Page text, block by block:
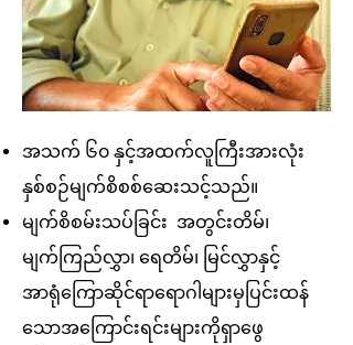
အသက် ၆၀ နှင့်အထက်လူကြီးအားလုံး
နှစ်စဉ်မျက်စိစစ်ဆေးသင့်သည်။
မျက်စိစမ်းသပ်ခြင်း အတွင်းတိမ်၊
မျက်ကြည်လွှာ၊ ရေတိမ်၊ မြင်လွှာနှင့်
အာရုံကြောဆိုင်ရာရောဂါများမှပြင်းထန်
သောအကြောင်းရင်းများကိုရှာဖွေ